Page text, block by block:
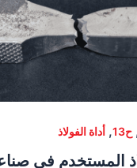
ح13 , أداة الفولاذ
المستخدم في